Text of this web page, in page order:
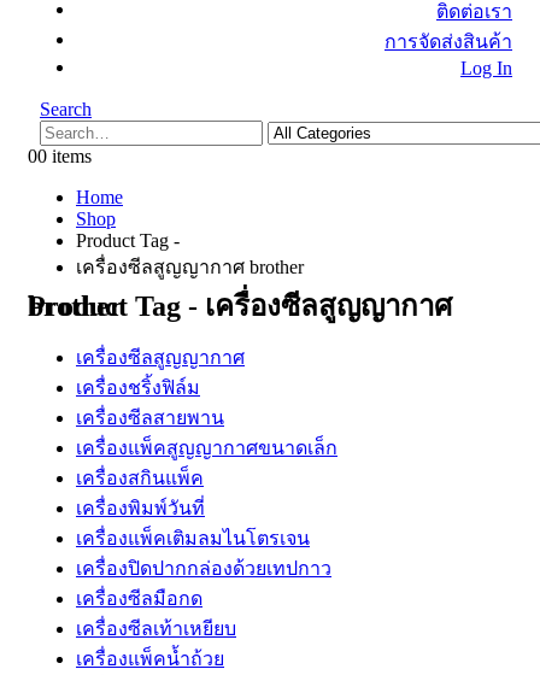
ติดต่อเรา
การจัดส่งสินค้า
Log In
Search
00 items
Home
Shop
Product Tag -
เครื่องซีลสูญญากาศ brother
Product Tag - เครื่องซีลสูญญากาศ brother
เครื่องซีลสูญญากาศ
เครื่องชริ้งฟิล์ม
เครื่องซีลสายพาน
เครื่องแพ็คสูญญากาศขนาดเล็ก
เครื่องสกินแพ็ค
เครื่องพิมพ์วันที่
เครื่องแพ็คเติมลมไนโตรเจน
เครื่องปิดปากกล่องด้วยเทปกาว
เครื่องซีลมือกด
เครื่องซีลเท้าเหยียบ
เครื่องแพ็คน้ำถ้วย